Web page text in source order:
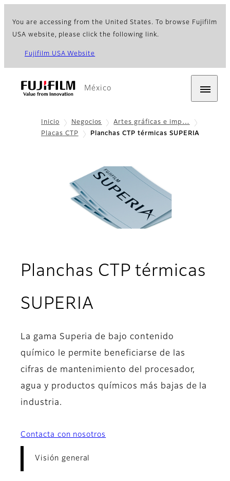
You are accessing from the United States. To browse Fujifilm
USA website, please click the following link.
Fujifilm USA Website
México
Inicio Negocios
Artes gráficas e imp…
Placas CTP
Planchas CTP térmicas SUPERIA
Planchas CTP térmicas
SUPERIA
La gama Superia de bajo contenido
químico le permite beneficiarse de las
cifras de mantenimiento del procesador,
agua y productos químicos más bajas de la
industria.
Contacta con nosotros
Visión general